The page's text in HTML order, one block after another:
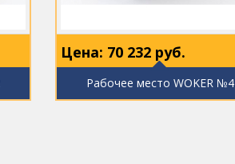
Цена: 70 232 руб.
Рабочее место WOKER №4